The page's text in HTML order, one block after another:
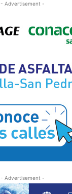
- Advertisement -
- Advertisement -